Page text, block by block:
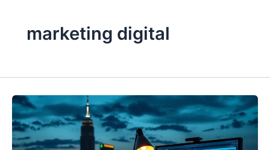
marketing digital